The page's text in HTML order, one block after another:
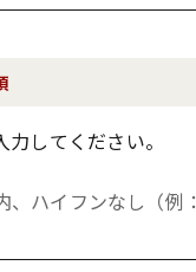
してください。
ハイフンなし（例：